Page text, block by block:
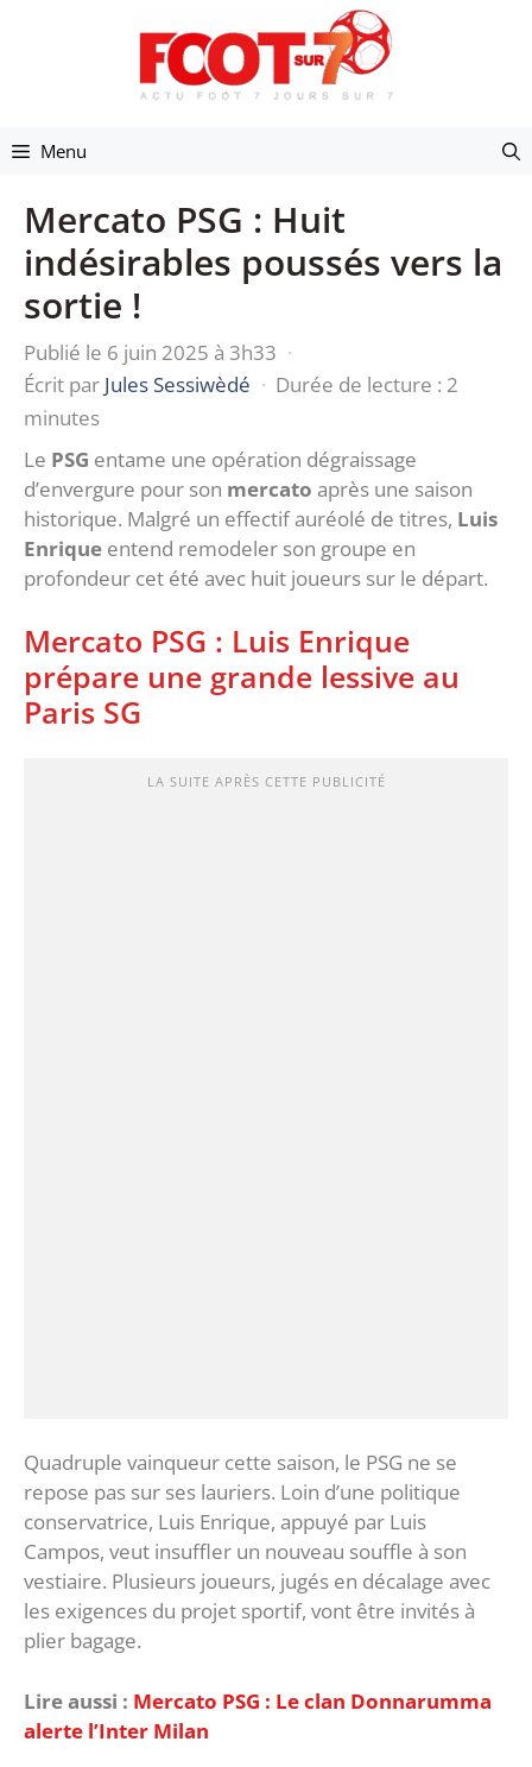
Menu
Mercato PSG : Huit
indésirables poussés vers la
sortie !
Publié le 6 juin 2025 à 3h33 ·
Écrit par Jules Sessiwèdé · Durée de lecture : 2
minutes
Le PSG entame une opération dégraissage
d’envergure pour son mercato après une saison
historique. Malgré un effectif auréolé de titres, Luis
Enrique entend remodeler son groupe en
profondeur cet été avec huit joueurs sur le départ.
Mercato PSG : Luis Enrique
prépare une grande lessive au
Paris SG
LA SUITE APRÈS CETTE PUBLICITÉ
Quadruple vainqueur cette saison, le PSG ne se
repose pas sur ses lauriers. Loin d’une politique
conservatrice, Luis Enrique, appuyé par Luis
Campos, veut insuffler un nouveau souffle à son
vestiaire. Plusieurs joueurs, jugés en décalage avec
les exigences du projet sportif, vont être invités à
plier bagage.
Lire aussi : Mercato PSG : Le clan Donnarumma
alerte l’Inter Milan